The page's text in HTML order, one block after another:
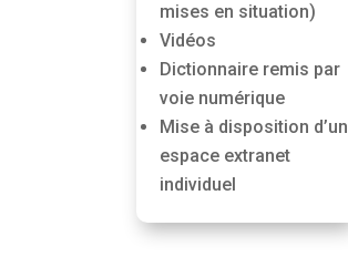
mises en situation)
Vidéos
Dictionnaire remis par
voie numérique
Mise à disposition d’un
espace extranet
individuel